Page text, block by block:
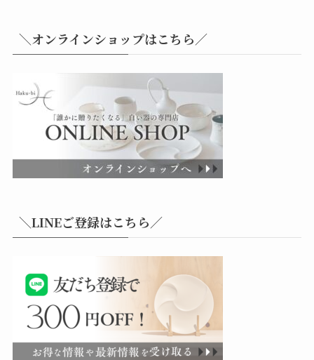
＼オンラインショップはこちら／
＼LINEご登録はこちら／